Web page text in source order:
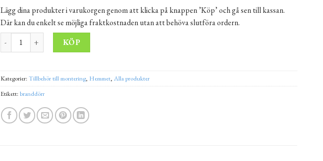
Lägg dina produkter i varukorgen genom att klicka på knappen ’Köp’ och gå sen till kassan.
Där kan du enkelt se möjliga fraktkostnaden utan att behöva slutföra ordern.
Sommarpistolskum XXL 65L | 120 st mängd
KÖP
Kategorier:Tillbehör till montering, Hemmet, Alla produkter
Etikett:branddörr